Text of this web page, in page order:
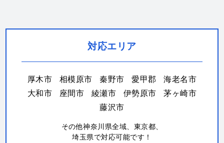
対応エリア
厚木市 相模原市 秦野市 愛甲郡
海老名市
大和市
座間市 綾瀬市 伊勢原市
茅ヶ崎市
藤沢市
その他神奈川県全域、東京都、
埼玉県で対応可能です！